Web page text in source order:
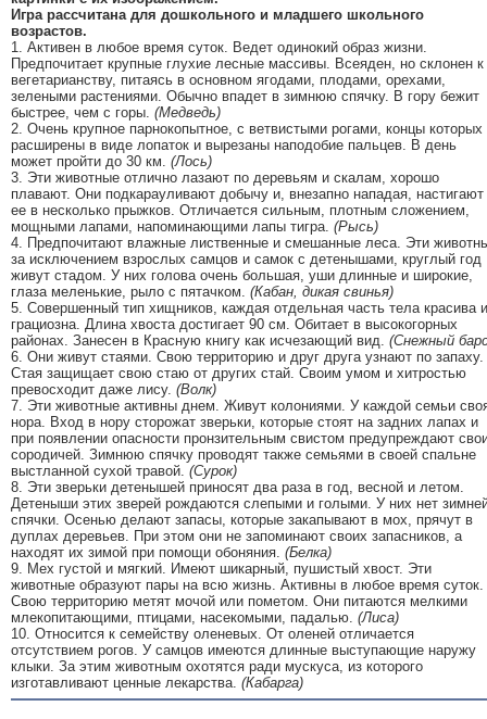
Игра рассчитана для дошкольного и младшего школьного
возрастов.
1. Активен в любое время суток. Ведет одинокий образ жизни.
Предпочитает крупные глухие лесные массивы. Всеяден, но склонен к
вегетарианству, питаясь в основном ягодами, плодами, орехами,
зелеными растениями. Обычно впадет в зимнюю спячку. В гору бежит
быстрее, чем с горы. (Медведь)
2. Очень крупное парнокопытное, с ветвистыми рогами, концы которых
расширены в виде лопаток и вырезаны наподобие пальцев. В день
может пройти до 30 км. (Лось)
3. Эти животные отлично лазают по деревьям и скалам, хорошо
плавают. Они подкарауливают добычу и, внезапно нападая, настигают
ее в несколько прыжков. Отличается сильным, плотным сложением,
мощными лапами, напоминающими лапы тигра. (Рысь)
4. Предпочитают влажные лиственные и смешанные леса. Эти
за исключением взрослых самцов и самок с детенышами, круглый год
живут стадом. У них голова очень большая, уши длинные и широкие,
глаза меленькие, рыло с пятачком. (Кабан, дикая свинья)
5. Совершенный тип хищников, каждая отдельная часть тела красива и
грациозна. Длина хвоста достигает 90 см. Обитает в высокогорных
районах. Занесен в Красную книгу как исчезающий вид. (Снежный
6. Они живут стаями. Свою территорию и друг друга узнают по запаху.
Стая защищает свою стаю от других стай. Своим умом и хитростью
превосходит даже лису. (Волк)
7. Эти животные активны днем. Живут колониями. У каждой семьи
нора. Вход в нору сторожат зверьки, которые стоят на задних лапах и
при появлении опасности пронзительным свистом предупреждают
сородичей. Зимнюю спячку проводят также семьями в своей спальне
выстланной сухой травой. (Сурок)
8. Эти зверьки детенышей приносят два раза в год, весной и летом.
Детеныши этих зверей рождаются слепыми и голыми. У них нет
спячки. Осенью делают запасы, которые закапывают в мох, прячут в
дуплах деревьев. При этом они не запоминают своих запасников, а
находят их зимой при помощи обоняния. (Белка)
9. Мех густой и мягкий. Имеют шикарный, пушистый хвост. Эти
животные образуют пары на всю жизнь. Активны в любое время суток.
Свою территорию метят мочой или пометом. Они питаются мелкими
млекопитающими, птицами, насекомыми, падалью. (Лиса)
10. Относится к семейству оленевых. От оленей отличается
отсутствием рогов. У самцов имеются длинные выступающие наружу
клыки. За этим животным охотятся ради мускуса, из которого
изготавливают ценные лекарства. (Кабарга)